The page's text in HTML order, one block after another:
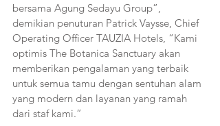
bersama Agung Sedayu Group”,
demikian penuturan Patrick Vaysse, Chief
Operating Officer TAUZIA Hotels, “Kami
optimis The Botanica Sanctuary akan
memberikan pengalaman yang terbaik
untuk semua tamu dengan sentuhan alam
yang modern dan layanan yang ramah
dari staf kami.”